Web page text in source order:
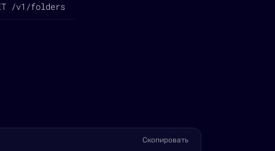
/v1/folders
Скопировать